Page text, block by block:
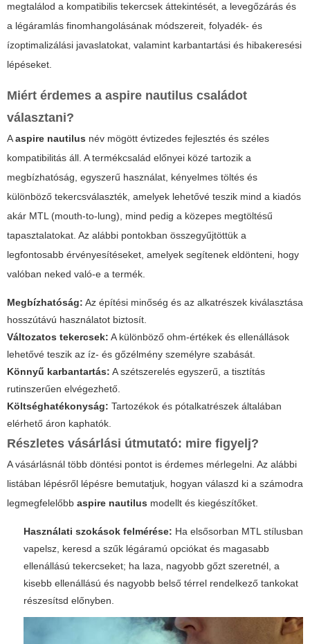
megtalálod a kompatibilis tekercsek áttekintését, a levegőzárás és
a légáramlás finomhangolásának módszereit, folyadék- és
ízoptimalizálási javaslatokat, valamint karbantartási és hibakeresési
lépéseket.
Miért érdemes a aspire nautilus családot
választani?
Aaspire nautilus név mögött évtizedes fejlesztés és széles
kompatibilitás áll. A termékcsalád előnyei közé tartozik a
megbízhatóság, egyszerű használat, kényelmes töltés és
különböző tekercsválaszték, amelyek lehetővé teszik mind a kiadós
akár MTL (mouth-to-lung), mind pedig a közepes megtöltésű
tapasztalatokat. Az alábbi pontokban összegyűjtöttük a
legfontosabb érvényesítéseket, amelyek segítenek eldönteni, hogy
valóban neked való-e a termék.
Megbízhatóság: Az építési minőség és az alkatrészek kiválasztása
hosszútávú használatot biztosít.
Változatos tekercsek: A különböző ohm-értékek és ellenállások
lehetővé teszik az íz- és gőzélmény személyre szabását.
Könnyű karbantartás: A szétszerelés egyszerű, a tisztítás
rutinszerűen elvégezhető.
Költséghatékonyság: Tartozékok és pótalkatrészek általában
elérhető áron kaphatók.
Részletes vásárlási útmutató: mire figyelj?
A vásárlásnál több döntési pontot is érdemes mérlegelni. Az alábbi
listában lépésről lépésre bemutatjuk, hogyan válaszd ki a számodra
legmegfelelőbb aspire nautilus modellt és kiegészítőket.
Használati szokások felmérése: Ha elsősorban MTL stílusban
vapelsz, keresd a szűk légáramú opciókat és magasabb
ellenállású tekercseket; ha laza, nagyobb gőzt szeretnél, a
kisebb ellenállású és nagyobb belső térrel rendelkező tankokat
részesítsd előnyben.